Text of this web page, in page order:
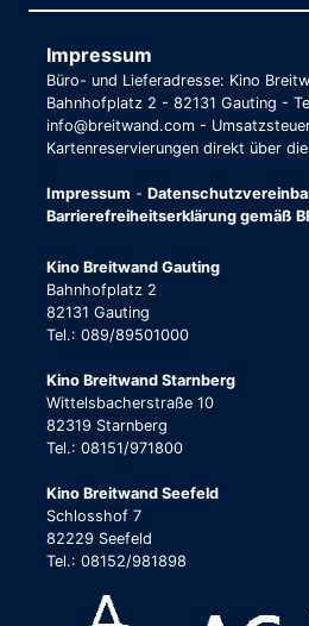
Impressum
Büro- und Lieferadresse: Kino
Bahnhofplatz 2 - 82131 Gauting -
info@breitwand.com -
Kartenreservierungen direkt über
Impressum -
Barrierefreiheitserklärung gemäß
Kino Breitwand Gauting
Bahnhofplatz 2
82131 Gauting
Tel.: 089/89501000
Kino Breitwand Starnberg
Wittelsbacherstraße 10
82319 Starnberg
Tel.: 08151/971800
Kino Breitwand Seefeld
Schlosshof 7
82229 Seefeld
Tel.: 08152/981898